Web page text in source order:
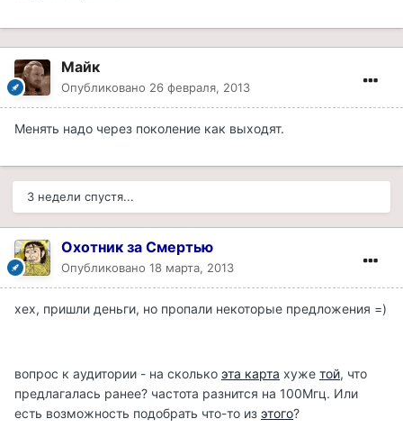
Майк
Опубликовано 26 февраля, 2013
Менять надо через поколение как выходят.
3 недели спустя...
Охотник за Смертью
Опубликовано 18 марта, 2013
хех, пришли деньги, но пропали некоторые предложения =)
вопрос к аудитории - на сколько эта карта хуже той, что
предлагалась ранее? частота разнится на 100Мгц. Или
есть возможность подобрать что-то из этого?